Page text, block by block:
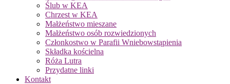
Ślub w KEA
Chrzest w KEA
Małżeństwo mieszane
Małżeństwo osób rozwiedzionych
Członkostwo w Parafii Wniebowstąpienia
Składka kościelna
Róża Lutra
Przydatne linki
Kontakt